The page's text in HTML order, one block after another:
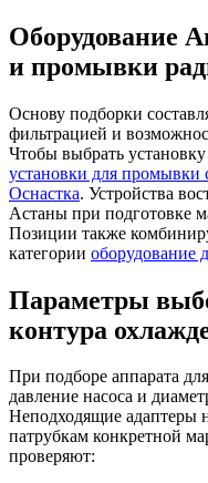
Оборудование
и промывки
Основу подборки
фильтрацией и
Чтобы выбрать
установки для
Оснастка. Устройства
Астаны при подготовке
Позиции также
категории оборудование
Параметры
контура
При подборе аппарата
давление насоса и
Неподходящие адаптеры
патрубкам конкретной
проверяют: